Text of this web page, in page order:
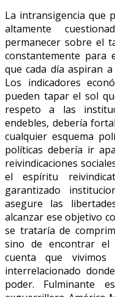
La intransigencia que
altamente
permanecer sobre el
constantemente para
que cada día aspiran
Los indicadores
pueden tapar el sol
respeto a las
endebles, debería
cualquier esquema
políticas debería ir
reivindicaciones
el espíritu
garantizado
asegure las
alcanzar ese objetivo
se trataría de
sino de encontrar el
cuenta que vivimos
interrelacionado
poder. Fulminante